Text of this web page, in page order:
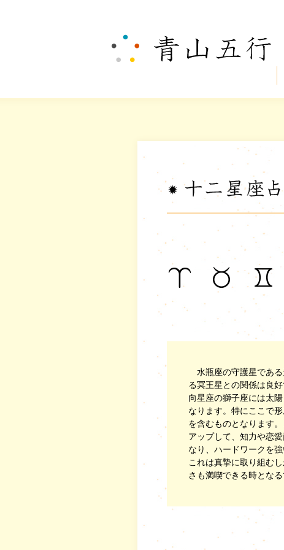
水瓶座の守護星である
る冥王星との関係は良
向星座の獅子座には太
なります。特にここで
を含むものとなります
アップして、知力や恋
なり、ハードワークを
これは真摯に取り組む
さも満喫できる時となる